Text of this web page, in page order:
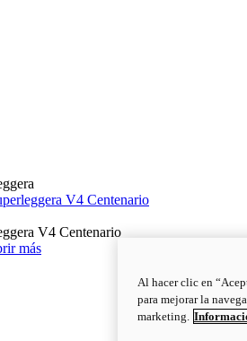
V4 Centenario
V4 Centenario
más
Al hacer clic en
para mejorar la
marketing.